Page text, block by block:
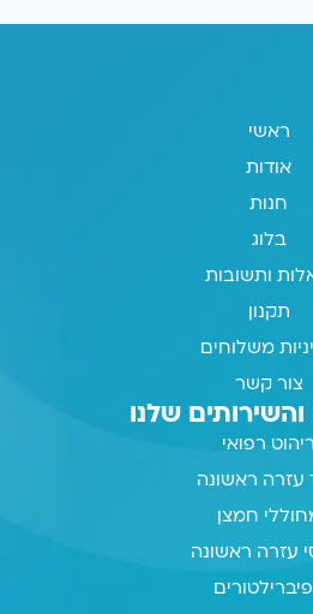
ראשי
אודות
חנות
בלוג
ותשובות
תקנון
משלוחים
צור קשר
שלנו
ריהוט רפואי
עזרה ראשונה
חמצן
עזרה ראשונה